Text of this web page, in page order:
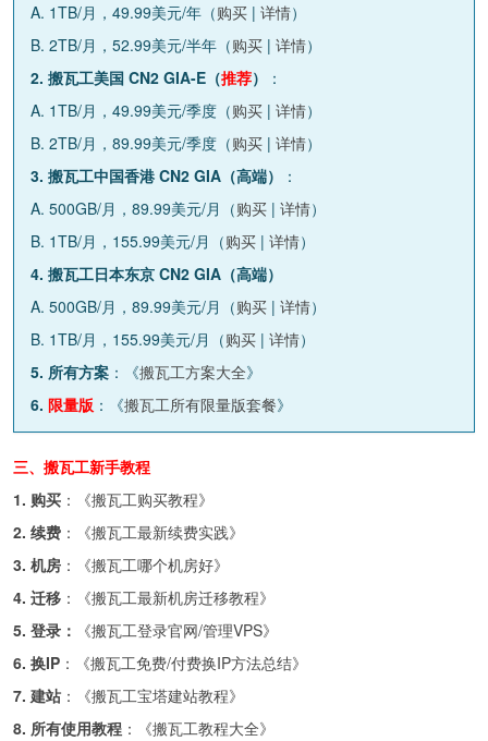
A. 1TB/月，49.99美元/年（购买 | 详情）
B. 2TB/月，52.99美元/半年（购买 | 详情）
2. 搬瓦工美国 CN2 GIA-E（推荐）
：
A. 1TB/月，49.99美元/季度（购买 | 详情）
B. 2TB/月，89.99美元/季度（购买 | 详情）
3. 搬瓦工中国香港 CN2 GIA（高端）
：
A. 500GB/月，89.99美元/月（购买 | 详情）
B. 1TB/月，155.99美元/月（购买 | 详情）
4. 搬瓦工日本东京 CN2 GIA（高端）
A. 500GB/月，89.99美元/月（购买 | 详情）
B. 1TB/月，155.99美元/月（购买 | 详情）
5. 所有方案 ：《搬瓦工方案大全》
6. 限量版 ：《搬瓦工所有限量版套餐》
三、搬瓦工新手教程
1. 购买 ：《搬瓦工购买教程》
2. 续费 ：《搬瓦工最新续费实践》
3. 机房 ：《搬瓦工哪个机房好》
4. 迁移 ：《搬瓦工最新机房迁移教程》
5. 登录：
《搬瓦工登录官网/管理VPS》
6. 换IP ：《搬瓦工免费/付费换IP方法总结》
7. 建站 ：《搬瓦工宝塔建站教程》
8. 所有使用教程 ：《搬瓦工教程大全》